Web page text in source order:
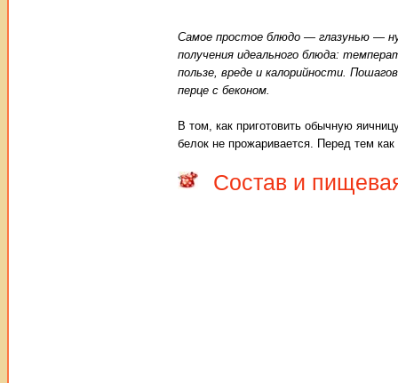
Самое простое блюдо — глазунью —
получения идеального блюда:
пользе, вреде и калорийности.
перце с беконом.
В том, как приготовить обычную
белок не прожаривается. Перед тем
Состав и